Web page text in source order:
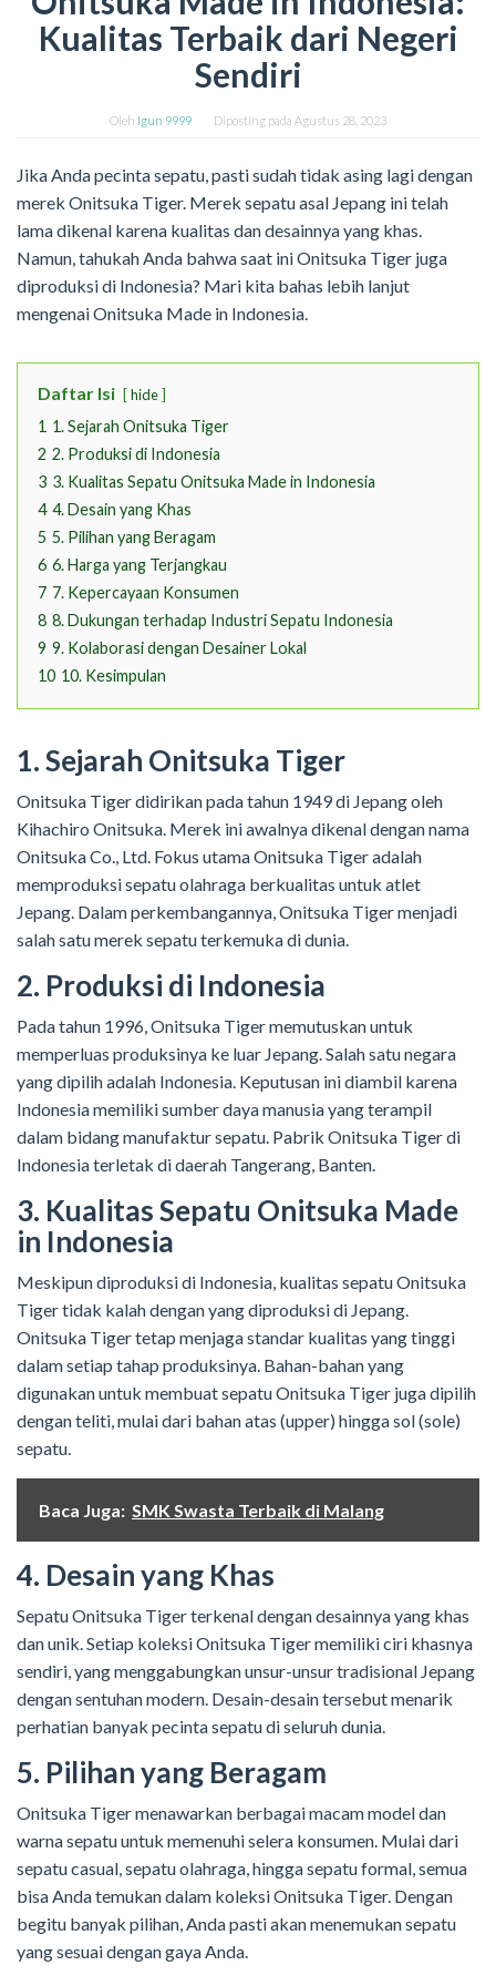
Kualitas Terbaik dari Negeri
Sendiri
Oleh Igun 9999 Diposting pada Agustus 28, 2023
Jika Anda pecinta sepatu, pasti sudah tidak asing lagi dengan
merek Onitsuka Tiger. Merek sepatu asal Jepang ini telah
lama dikenal karena kualitas dan desainnya yang khas.
Namun, tahukah Anda bahwa saat ini Onitsuka Tiger juga
diproduksi di Indonesia? Mari kita bahas lebih lanjut
mengenai Onitsuka Made in Indonesia.
Daftar Isi hide
1 1. Sejarah Onitsuka Tiger
2 2. Produksi di Indonesia
3 3. Kualitas Sepatu Onitsuka Made in Indonesia
4 4. Desain yang Khas
5 5. Pilihan yang Beragam
6 6. Harga yang Terjangkau
7 7. Kepercayaan Konsumen
8 8. Dukungan terhadap Industri Sepatu Indonesia
9 9. Kolaborasi dengan Desainer Lokal
10 10. Kesimpulan
1. Sejarah Onitsuka Tiger
Onitsuka Tiger didirikan pada tahun 1949 di Jepang oleh
Kihachiro Onitsuka. Merek ini awalnya dikenal dengan nama
Onitsuka Co., Ltd. Fokus utama Onitsuka Tiger adalah
memproduksi sepatu olahraga berkualitas untuk atlet
Jepang. Dalam perkembangannya, Onitsuka Tiger menjadi
salah satu merek sepatu terkemuka di dunia.
2. Produksi di Indonesia
Pada tahun 1996, Onitsuka Tiger memutuskan untuk
memperluas produksinya ke luar Jepang. Salah satu negara
yang dipilih adalah Indonesia. Keputusan ini diambil karena
Indonesia memiliki sumber daya manusia yang terampil
dalam bidang manufaktur sepatu. Pabrik Onitsuka Tiger di
Indonesia terletak di daerah Tangerang, Banten.
3. Kualitas Sepatu Onitsuka Made
in Indonesia
Meskipun diproduksi di Indonesia, kualitas sepatu Onitsuka
Tiger tidak kalah dengan yang diproduksi di Jepang.
Onitsuka Tiger tetap menjaga standar kualitas yang tinggi
dalam setiap tahap produksinya. Bahan-bahan yang
digunakan untuk membuat sepatu Onitsuka Tiger juga dipilih
dengan teliti, mulai dari bahan atas (upper) hingga sol (sole)
sepatu.
Baca Juga: SMK Swasta Terbaik di Malang
4. Desain yang Khas
Sepatu Onitsuka Tiger terkenal dengan desainnya yang khas
dan unik. Setiap koleksi Onitsuka Tiger memiliki ciri khasnya
sendiri, yang menggabungkan unsur-unsur tradisional Jepang
dengan sentuhan modern. Desain-desain tersebut menarik
perhatian banyak pecinta sepatu di seluruh dunia.
5. Pilihan yang Beragam
Onitsuka Tiger menawarkan berbagai macam model dan
warna sepatu untuk memenuhi selera konsumen. Mulai dari
sepatu casual, sepatu olahraga, hingga sepatu formal, semua
bisa Anda temukan dalam koleksi Onitsuka Tiger. Dengan
begitu banyak pilihan, Anda pasti akan menemukan sepatu
yang sesuai dengan gaya Anda.